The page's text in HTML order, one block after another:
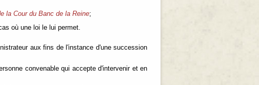
la Cour du Banc de la Reine;
où une loi le lui permet.
aux fins de l'instance d'une succession
convenable qui accepte d'intervenir et en